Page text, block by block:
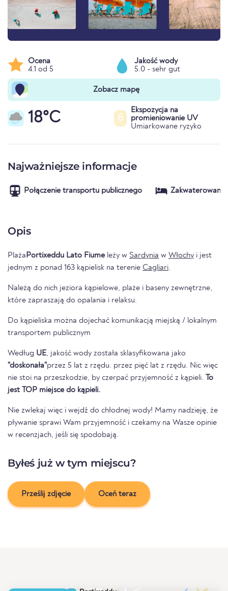
Ocena
4.1 od 5
Jakość wody
5.0 - sehr gut
Zobacz mapę
18°C 6
Ekspozycja na
promieniowanie UV
Umiarkowane ryzyko
Najważniejsze informacje
Połączenie transportu publicznego Zakwaterowanie
Opis
PlażaPortixeddu Lato Fiume leży w Sardynia w Włochy i jest
jednym z ponad 163 kąpielisk na terenie Cagliari.
Należą do nich jeziora kąpielowe, plaże i baseny zewnętrzne,
które zapraszają do opalania i relaksu.
Do kąpieliska można dojechać komunikacją miejską / lokalnym
transportem publicznym
Według UE, jakość wody została sklasyfikowana jako
"doskonała"przez 5 lat z rzędu. przez pięć lat z rzędu. Nic więc
nie stoi na przeszkodzie, by czerpać przyjemność z kąpieli. To
jest TOP miejsce do kąpieli.
Nie zwlekaj więc i wejdź do chłodnej wody! Mamy nadzieję, że
pływanie sprawi Wam przyjemność i czekamy na Wasze opinie
w recenzjach, jeśli się spodobają.
Byłeś już w tym miejscu?
Prześlij zdjęcie Oceń teraz